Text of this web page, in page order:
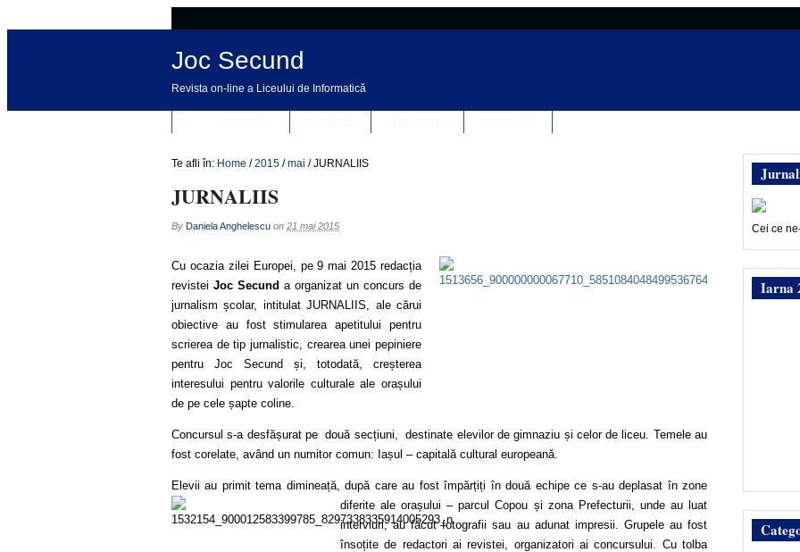
Joc Secund
Revista on-line a Liceului de Informatică
Te afli în: Home / 2015 / mai / JURNALIIS
JURNALIIS
By Daniela Anghelescu on 21 mai 2015
Cu ocazia zilei Europei, pe 9 mai 2015 redacția
revistei Joc Secund a organizat un concurs de
jurnalism școlar, intitulat JURNALIIS, ale cărui
obiective au fost stimularea apetitului pentru
scrierea de tip jurnalistic, crearea unei pepiniere
pentru Joc Secund și, totodată, creșterea
interesului pentru valorile culturale ale orașului
de pe cele șapte coline.
Concursul s-a desfășurat pe două secțiuni, destinate elevilor de gimnaziu și celor de liceu. Temele au
fost corelate, având un numitor comun: Iașul – capitală cultural europeană.
Elevii au primit tema dimineață, după care au fost împărțiți în două echipe ce s-au deplasat în zone
diferite ale orașului – parcul Copou și zona Prefecturii, unde au luat
interviuri, au făcut fotografii sau au adunat impresii. Grupele au fost
însoțite de redactori ai revistei, organizatori ai concursului. Cu tolba
Cei ce
Iarna